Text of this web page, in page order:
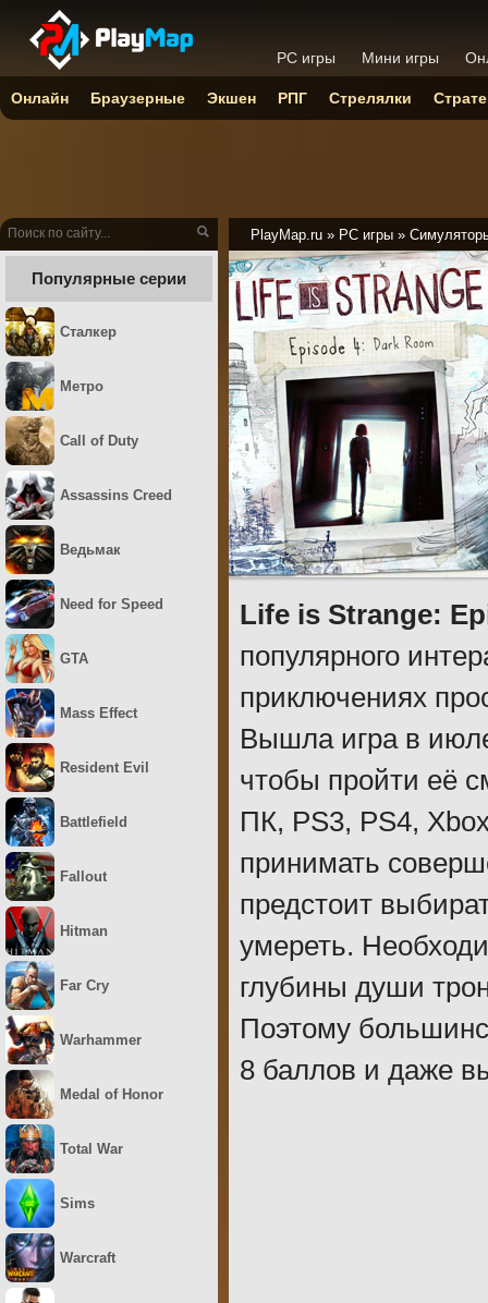
PlayMap.ru » PC игры »
Life is Strange:
популярного
приключениях
Вышла игра в
чтобы пройти её
ПК, PS3, PS4,
принимать
предстоит
умереть.
глубины души
Поэтому
8 баллов и даже
Популярные серии
Сталкер
Метро
Call of Duty
Assassins Creed
Ведьмак
Need for Speed
GTA
Mass Effect
Resident Evil
Battlefield
Fallout
Hitman
Far Cry
Warhammer
Medal of Honor
Total War
Sims
Warcraft
PC игры Мини игры
Онлайн Браузерные Экшен РПГ Стрелялки